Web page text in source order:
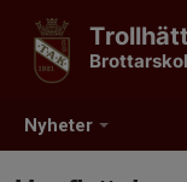
Nyheter